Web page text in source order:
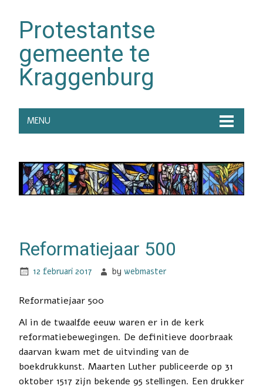
Protestantse
gemeente te
Kraggenburg
MENU
Reformatiejaar 500
12 februari 2017 bywebmaster
Reformatiejaar 500
Al in de twaalfde eeuw waren er in de kerk
reformatiebewegingen. De definitieve doorbraak
daarvan kwam met de uitvinding van de
boekdrukkunst. Maarten Luther publiceerde op 31
oktober 1517 zijn bekende 95 stellingen. Een drukker